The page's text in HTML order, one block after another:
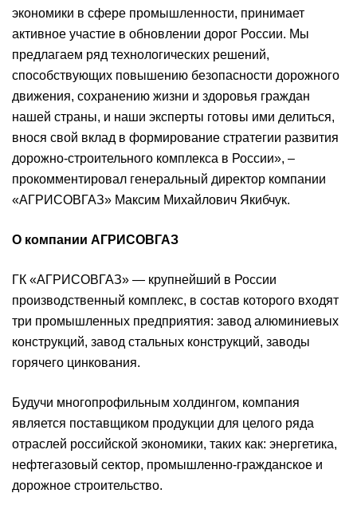
экономики в сфере промышленности, принимает
активное участие в обновлении дорог России. Мы
предлагаем ряд технологических решений,
способствующих повышению безопасности дорожного
движения, сохранению жизни и здоровья граждан
нашей страны, и наши эксперты готовы ими делиться,
внося свой вклад в формирование стратегии развития
дорожно-строительного комплекса в России», –
прокомментировал генеральный директор компании
«АГРИСОВГАЗ» Максим Михайлович Якибчук.
О компании АГРИСОВГАЗ
ГК «АГРИСОВГАЗ» — крупнейший в России
производственный комплекс, в состав которого входят
три промышленных предприятия: завод алюминиевых
конструкций, завод стальных конструкций, заводы
горячего цинкования.
Будучи многопрофильным холдингом, компания
является поставщиком продукции для целого ряда
отраслей российской экономики, таких как: энергетика,
нефтегазовый сектор, промышленно-гражданское и
дорожное строительство.